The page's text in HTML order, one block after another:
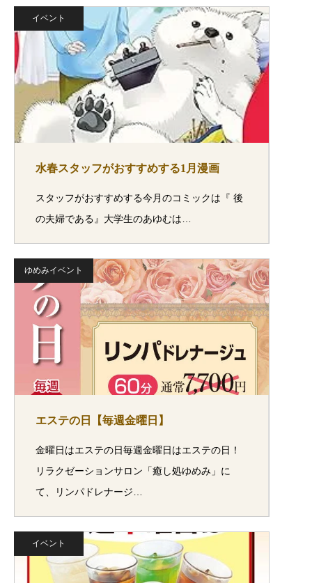
イベント
水春スタッフがおすすめする1月漫画
スタッフがおすすめする今月のコミックは『 後
の夫婦である』大学生のあゆむは…
ゆめみイベント
エステの日【毎週金曜日】
金曜日はエステの日毎週金曜日はエステの日！
リラクゼーションサロン「癒し処ゆめみ」に
て、リンパドレナージ…
イベント